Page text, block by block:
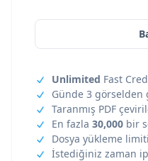
Unlimited Fast
Günde 3 görselden
Taranmış PDF
En fazla 30,000 bir
Dosya yükleme limiti
İstediğiniz zaman